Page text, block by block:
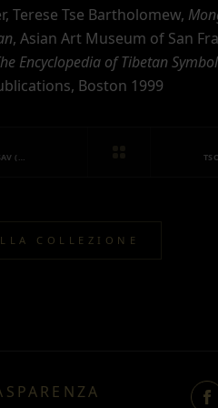
Terese Tse Bartholomew,
, Asian Art Museum of San
Encyclopedia of Tibetan
Boston 1999
(…
COLLEZIONE